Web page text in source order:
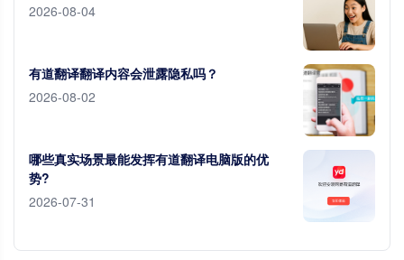
2026-08-04
有道翻译翻译内容会泄露隐私吗？
2026-08-02
哪些真实场景最能发挥有道翻译电脑版的优
势?
2026-07-31